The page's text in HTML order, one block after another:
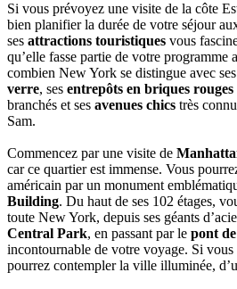
Si vous prévoyez une visite de la côte
bien planifier la durée de votre séjour
ses attractions touristiques vous
qu’elle fasse partie de votre programme
combien New York se distingue avec
verre, ses entrepôts en briques rouges
branchés et ses avenues chics très
Sam.
Commencez par une visite de
car ce quartier est immense. Vous
américain par un monument
Building. Du haut de ses 102 étages,
toute New York, depuis ses géants
Central Park, en passant par le pont
incontournable de votre voyage. Si
pourrez contempler la ville illuminée,